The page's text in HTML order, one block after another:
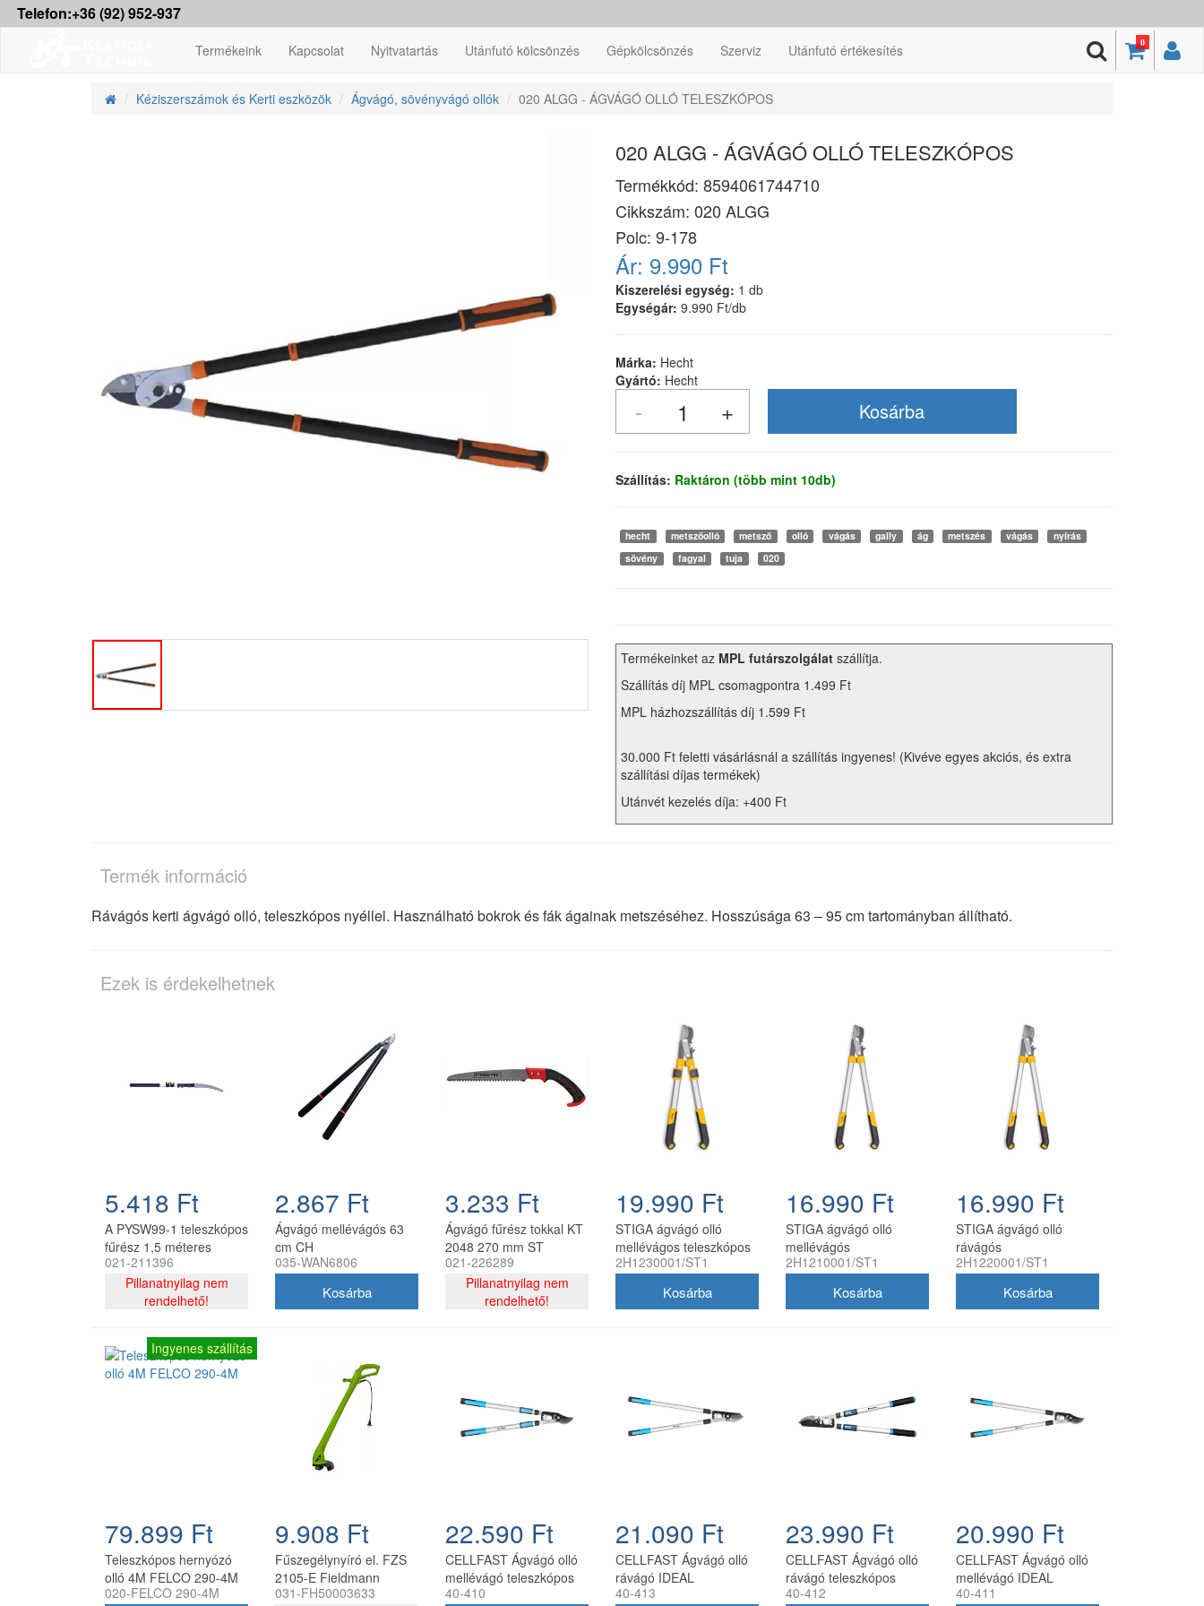
Telefon:+36 (92) 952-937
0
Termékeink Kapcsolat Nyitvatartás Utánfutó kölcsönzés Gépkölcsönzés Szerviz Utánfutó értékesítés
Kéziszerszámok és Kerti eszközök Ágvágó, sövényvágó ollók 020 ALGG - ÁGVÁGÓ OLLÓ TELESZKÓPOS
020 ALGG - ÁGVÁGÓ OLLÓ TELESZKÓPOS
Termékkód: 8594061744710
Cikkszám: 020 ALGG
Polc: 9-178
Ár: 9.990 Ft
Kiszerelési egység: 1 db
Egységár: 9.990 Ft/db
Márka: Hecht
Gyártó: Hecht
Szállítás: Raktáron (több mint 10db)
hecht metszőolló metsző olló vágás gally ág metszés vágás
nyírás
sövény
fagyal tuja 020
Termékeinket az MPL futárszolgálat szállítja.
Szállítás díj MPL csomagpontra 1.499 Ft
MPL házhozszállítás díj 1.599 Ft
30.000 Ft feletti vásárlásnál a szállítás ingyenes! (Kivéve egyes akciós, és extra
szállítási díjas termékek)
Utánvét kezelés díja: +400 Ft
Termék információ
Rávágós kerti ágvágó olló, teleszkópos nyéllel. Használható bokrok és fák ágainak metszéséhez. Hosszúsága 63 – 95 cm tartományban állítható.
Ezek is érdekelhetnek
5.418 Ft
A PYSW99-1 teleszkópos
fűrész 1,5 méteres
hosszával ideális eszköz
a fák és bokrok
nyírására. Kiváló
készült, és biztosítja a
növények pontos és
hatékony nyírását.
021-211396
Pillanatnyilag nem
rendelhető!
2.867 Ft
Ágvágó mellévágós 63
cm CH
035-WAN6806
3.233 Ft
Ágvágó fűrész tokkal KT
2048 270 mm ST
021-226289
Pillanatnyilag nem
rendelhető!
19.990 Ft
STIGA ágvágó olló
mellévágos teleszkópos
2H1230001/ST1
16.990 Ft
STIGA ágvágó olló
mellévágós
2H1210001/ST1
16.990 Ft
STIGA ágvágó olló
rávágós
2H1220001/ST1
Ingyenes szállítás
79.899 Ft
Teleszkópos hernyózó
olló 4M FELCO 290-4M
020-FELCO 290-4M
9.908 Ft
Fűszegélynyíró el. FZS
2105-E Fieldmann
250W, 22 cm
031-FH50003633
22.590 Ft
CELLFAST Ágvágó olló
mellévágó teleszkópos
IDEAL
40-410
21.090 Ft
CELLFAST Ágvágó olló
rávágó IDEAL
40-413
23.990 Ft
CELLFAST Ágvágó olló
rávágó teleszkópos
IDEAL
40-412
20.990 Ft
CELLFAST Ágvágó olló
mellévágó IDEAL
40-411